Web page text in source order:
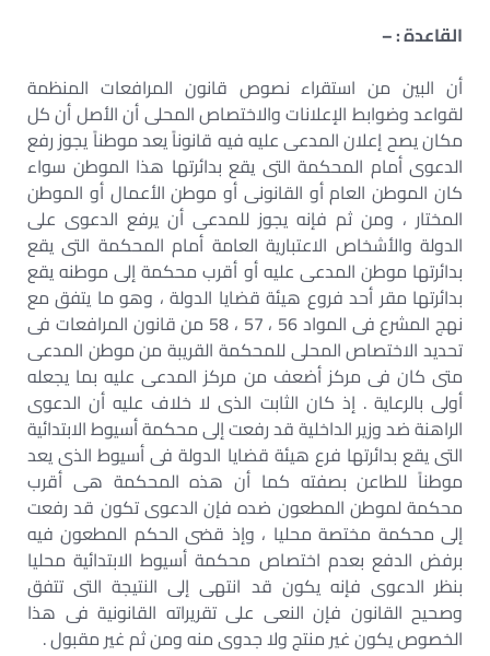
القاعدة : –
أن البين من استقراء نصوص قانون المرافعات المنظمة
لقواعد وضوابط الإعلانات والاختصاص المحلى أن الأصل أن كل
مكان يصح إعلان المدعى عليه فيه قانوناً يعد موطناً يجوز رفع
الدعوى أمام المحكمة التى يقع بدائرتها هذا الموطن سواء
كان الموطن العام أو القانونى أو موطن الأعمال أو الموطن
المختار ، ومن ثم فإنه يجوز للمدعى أن يرفع الدعوى على
الدولة والأشخاص الاعتبارية العامة أمام المحكمة التى يقع
بدائرتها موطن المدعى عليه أو أقرب محكمة إلى موطنه يقع
بدائرتها مقر أحد فروع هيئة قضايا الدولة ، وهو ما يتفق مع
نهج المشرع فى المواد 56 ، 57 ، 58 من قانون المرافعات فى
تحديد الاختصاص المحلى للمحكمة القريبة من موطن المدعى
متى كان فى مركز أضعف من مركز المدعى عليه بما يجعله
أولى بالرعاية . إذ كان الثابت الذى لا خلاف عليه أن الدعوى
الراهنة ضد وزير الداخلية قد رفعت إلى محكمة أسيوط الابتدائية
التى يقع بدائرتها فرع هيئة قضايا الدولة فى أسيوط الذى يعد
موطناً للطاعن بصفته كما أن هذه المحكمة هى أقرب
محكمة لموطن المطعون ضده فإن الدعوى تكون قد رفعت
إلى محكمة مختصة محليا ، وإذ قضى الحكم المطعون فيه
برفض الدفع بعدم اختصاص محكمة أسيوط الابتدائية محليا
بنظر الدعوى فإنه يكون قد انتهى إلى النتيجة التى تتفق
وصحيح القانون فإن النعى على تقريراته القانونية فى هذا
الخصوص يكون غير منتج ولا جدوى منه ومن ثم غير مقبول .